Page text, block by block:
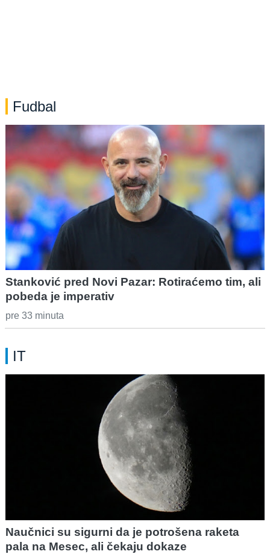
Fudbal
Stanković pred Novi Pazar: Rotiraćemo tim, ali
pobeda je imperativ
pre 33 minuta
IT
Naučnici su sigurni da je potrošena raketa
pala na Mesec, ali čekaju dokaze